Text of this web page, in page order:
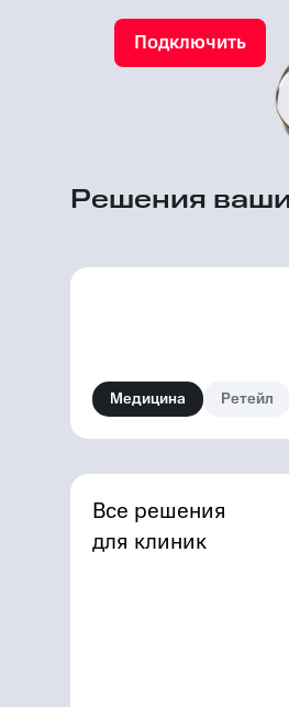
Подключить
Решения
Медицина Ретейл
Все решения
для клиник